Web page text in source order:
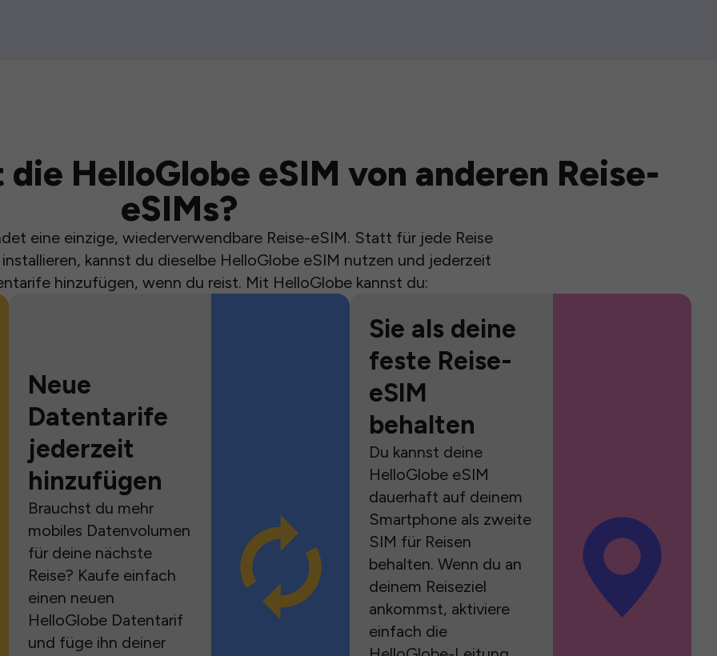
HelloGlobe eSIM von anderen Reise-
eSIMs?
eine einzige, wiederverwendbare Reise-eSIM. Statt für jede Reise
kannst du dieselbe HelloGlobe eSIM nutzen und jederzeit
hinzufügen, wenn du reist. Mit HelloGlobe kannst du:
Neue
Datentarife
jederzeit
hinzufügen
Brauchst du mehr
mobiles Datenvolumen
für deine nächste
Reise? Kaufe einfach
einen neuen
HelloGlobe Datentarif
und füge ihn deiner
Sie als deine
feste Reise-
eSIM
behalten
Du kannst deine
HelloGlobe eSIM
dauerhaft auf deinem
Smartphone als zweite
SIM für Reisen
behalten. Wenn du an
deinem Reiseziel
ankommst, aktiviere
einfach die